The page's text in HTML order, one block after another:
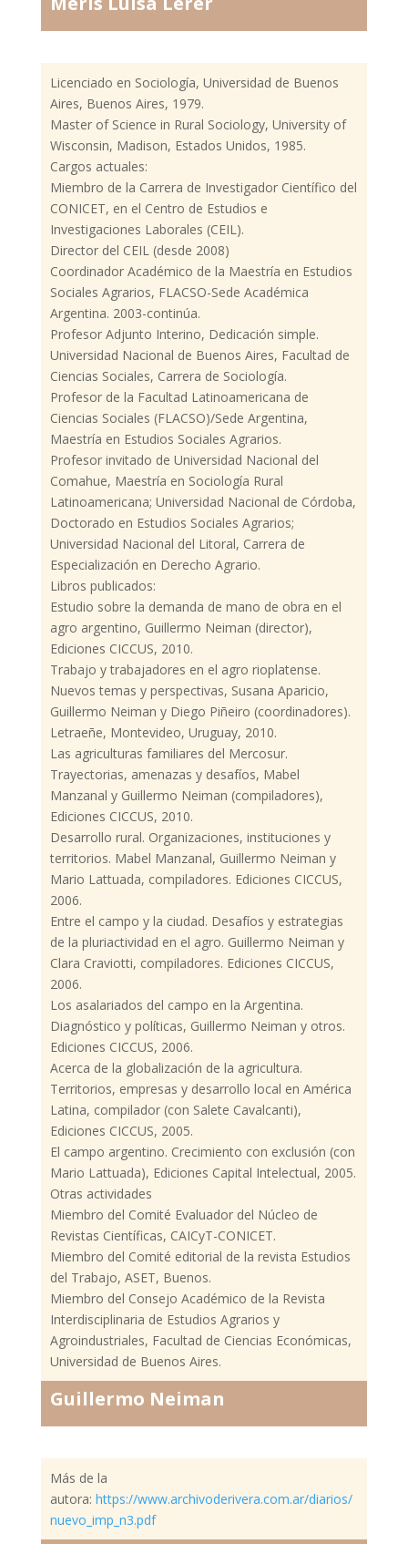
Licenciado en Sociología, Universidad de Buenos
Aires, Buenos Aires, 1979.
Master of Science in Rural Sociology, University of
Wisconsin, Madison, Estados Unidos, 1985.
Cargos actuales:
Miembro de la Carrera de Investigador Científico del
CONICET, en el Centro de Estudios e
Investigaciones Laborales (CEIL).
Director del CEIL (desde 2008)
Coordinador Académico de la Maestría en Estudios
Sociales Agrarios, FLACSO-Sede Académica
Argentina. 2003-continúa.
Profesor Adjunto Interino, Dedicación simple.
Universidad Nacional de Buenos Aires, Facultad de
Ciencias Sociales, Carrera de Sociología.
Profesor de la Facultad Latinoamericana de
Ciencias Sociales (FLACSO)/Sede Argentina,
Maestría en Estudios Sociales Agrarios.
Profesor invitado de Universidad Nacional del
Comahue, Maestría en Sociología Rural
Latinoamericana; Universidad Nacional de Córdoba,
Doctorado en Estudios Sociales Agrarios;
Universidad Nacional del Litoral, Carrera de
Especialización en Derecho Agrario.
Libros publicados:
Estudio sobre la demanda de mano de obra en el
agro argentino, Guillermo Neiman (director),
Ediciones CICCUS, 2010.
Trabajo y trabajadores en el agro rioplatense.
Nuevos temas y perspectivas, Susana Aparicio,
Guillermo Neiman y Diego Piñeiro (coordinadores).
Letraeñe, Montevideo, Uruguay, 2010.
Las agriculturas familiares del Mercosur.
Trayectorias, amenazas y desafíos, Mabel
Manzanal y Guillermo Neiman (compiladores),
Ediciones CICCUS, 2010.
Desarrollo rural. Organizaciones, instituciones y
territorios. Mabel Manzanal, Guillermo Neiman y
Mario Lattuada, compiladores. Ediciones CICCUS,
2006.
Entre el campo y la ciudad. Desafíos y estrategias
de la pluriactividad en el agro. Guillermo Neiman y
Clara Craviotti, compiladores. Ediciones CICCUS,
2006.
Los asalariados del campo en la Argentina.
Diagnóstico y políticas, Guillermo Neiman y otros.
Ediciones CICCUS, 2006.
Acerca de la globalización de la agricultura.
Territorios, empresas y desarrollo local en América
Latina, compilador (con Salete Cavalcanti),
Ediciones CICCUS, 2005.
El campo argentino. Crecimiento con exclusión (con
Mario Lattuada), Ediciones Capital Intelectual, 2005.
Otras actividades
Miembro del Comité Evaluador del Núcleo de
Revistas Científicas, CAICyT-CONICET.
Miembro del Comité editorial de la revista Estudios
del Trabajo, ASET, Buenos.
Miembro del Consejo Académico de la Revista
Interdisciplinaria de Estudios Agrarios y
Agroindustriales, Facultad de Ciencias Económicas,
Universidad de Buenos Aires.
Guillermo Neiman
Más de la
autora: https://www.archivoderivera.com.ar/diarios/
nuevo_imp_n3.pdf